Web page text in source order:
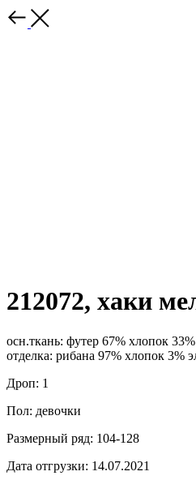
212072, хаки
осн.ткань: футер 67% хлопок
отделка: рибана 97% хлопок 3%
Дроп: 1
Пол: девочки
Размерный ряд: 104-128
Дата отгрузки: 14.07.2021